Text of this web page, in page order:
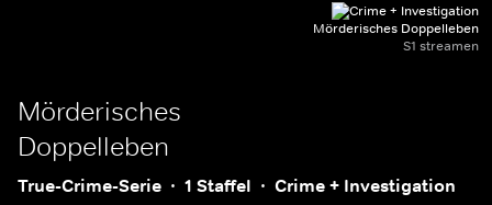
Mörderisches Doppelleben
S1 streamen
Mörderisches
Doppelleben
True-Crime-Serie 1 Staffel Crime + Investigation